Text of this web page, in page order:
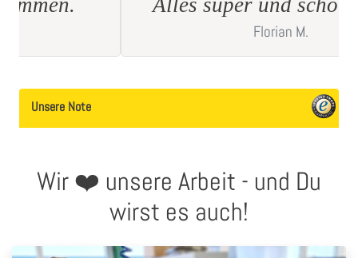
Unsere Note
Wir ❤️ unsere Arbeit - und Du
wirst es auch!